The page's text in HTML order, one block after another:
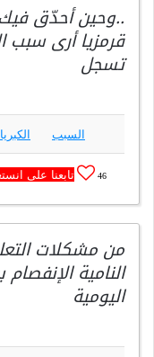
..وحين أحدّق فيك
قرمزيا أرى سبب
تسجل
السبب
46 تابعنا على
من مشكلات
النامية
اليومية